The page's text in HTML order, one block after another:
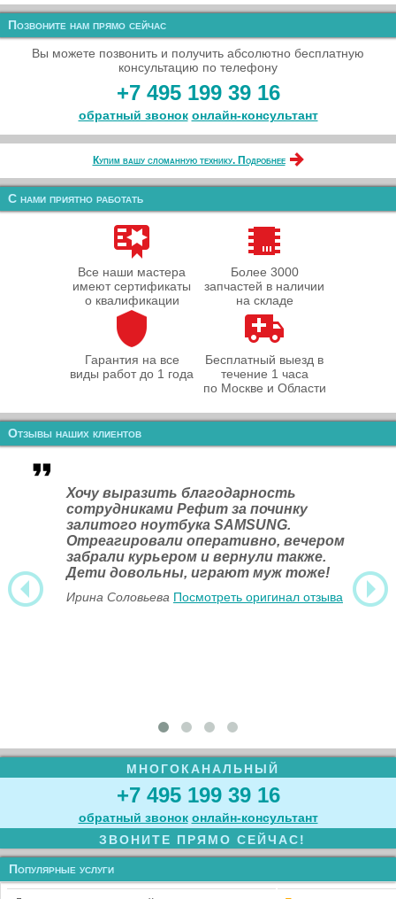
Позвоните нам прямо сейчас
Вы можете позвонить и получить абсолютно бесплатную
консультацию по телефону
+7 495 199 39 16
обратный звонок онлайн‑консультант
Купим вашу сломанную технику. Подробнее
С нами приятно работать
Все наши мастера
имеют сертификаты
о квалификации
Более 3000
запчастей в наличии
на складе
Гарантия на все
виды работ до 1 года
Бесплатный выезд в
течение 1 часа
по Москве и Области
Отзывы наших клиентов
Хочу выразить благодарность
сотрудниками Рефит за починку
залитого ноутбука SAMSUNG.
Отреагировали оперативно, вечером
забрали курьером и вернули также.
Дети довольны, играют муж тоже!
Ирина Соловьева Посмотреть оригинал отзыва
МНОГОКАНАЛЬНЫЙ
+7 495 199 39 16
обратный звонок онлайн‑консультант
ЗВОНИТЕ ПРЯМО СЕЙЧАС!
Популярные услуги